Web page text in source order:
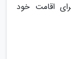
اقامت خود